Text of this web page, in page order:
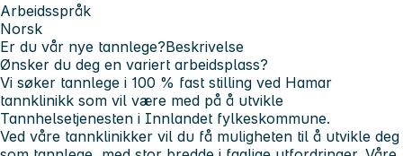
Arbeidsspråk
Norsk
Er du vår nye tannlege?Beskrivelse
Ønsker du deg en variert arbeidsplass?
Vi søker tannlege i 100 % fast stilling ved Hamar
tannklinikk som vil være med på å utvikle
Tannhelsetjenesten i Innlandet fylkeskommune.
Ved våre tannklinikker vil du få muligheten til å utvikle deg